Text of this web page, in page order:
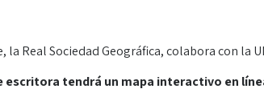
la Real Sociedad Geográfica, colabora con la
escritora tendrá un mapa interactivo en